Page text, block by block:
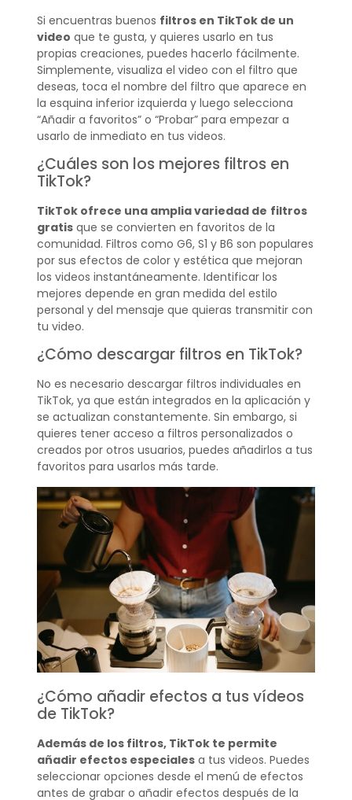
Si encuentras buenos filtros en TikTok de un
video que te gusta, y quieres usarlo en tus
propias creaciones, puedes hacerlo fácilmente.
Simplemente, visualiza el video con el filtro que
deseas, toca el nombre del filtro que aparece en
la esquina inferior izquierda y luego selecciona
“Añadir a favoritos” o “Probar” para empezar a
usarlo de inmediato en tus videos.
¿Cuáles son los mejores filtros en
TikTok?
TikTok ofrece una amplia variedad de filtros
gratisque se convierten en favoritos de la
comunidad. Filtros como G6, S1 y B6 son populares
por sus efectos de color y estética que mejoran
los videos instantáneamente. Identificar los
mejores depende en gran medida del estilo
personal y del mensaje que quieras transmitir con
tu video.
¿Cómo descargar filtros en TikTok?
No es necesario descargar filtros individuales en
TikTok, ya que están integrados en la aplicación y
se actualizan constantemente. Sin embargo, si
quieres tener acceso a filtros personalizados o
creados por otros usuarios, puedes añadirlos a tus
favoritos para usarlos más tarde.
¿Cómo añadir efectos a tus vídeos
de TikTok?
Además de los filtros, TikTok te permite
añadir efectos especialesa tus videos. Puedes
seleccionar opciones desde el menú de efectos
antes de grabar o añadir efectos después de la